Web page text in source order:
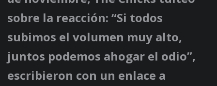
sobre la reacción: “Si todos
subimos el volumen muy alto,
juntos podemos ahogar el odio”,
escribieron con un enlace a